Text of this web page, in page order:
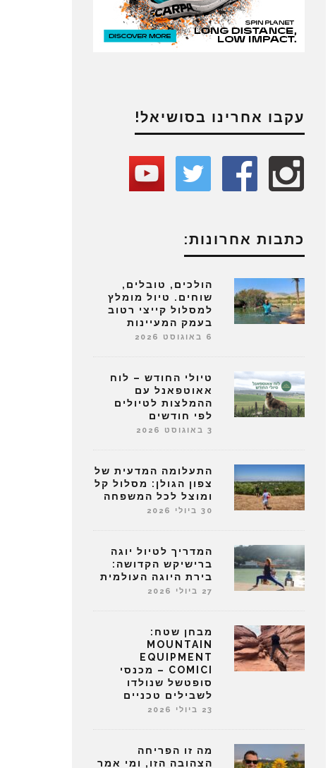
עקבו אחרינו בסושיאל!
כתבות אחרונות:
הולכים, טובלים,
שוחים. טיול מומלץ
למסלול קייצי רטוב
בעמק המעיינות
6 באוגוסט 2026
טיולי החודש – לוח
אאוטפאנל עם
ההמלצות לטיולים
לפי חודשים
3 באוגוסט 2026
התעלומה המדעית של
צפון הגולן: מסלול קל
ומוצל לכל המשפחה
30 ביולי 2026
המדריך לטיול יוגה
ברישיקש הקדושה:
בירת היוגה העולמית
27 ביולי 2026
מבחן שטח:
MOUNTAIN
EQUIPMENT
COMICI – מכנסי
סופטשל שנולדו
לשבילים טכניים
23 ביולי 2026
מה זו הפריחה
הצהובה הזו, ומי אמר